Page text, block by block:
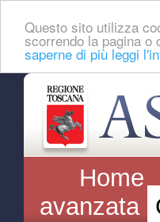
Questo sito utilizza
scorrendo la pagina
saperne di più leggi
Home
avanzata